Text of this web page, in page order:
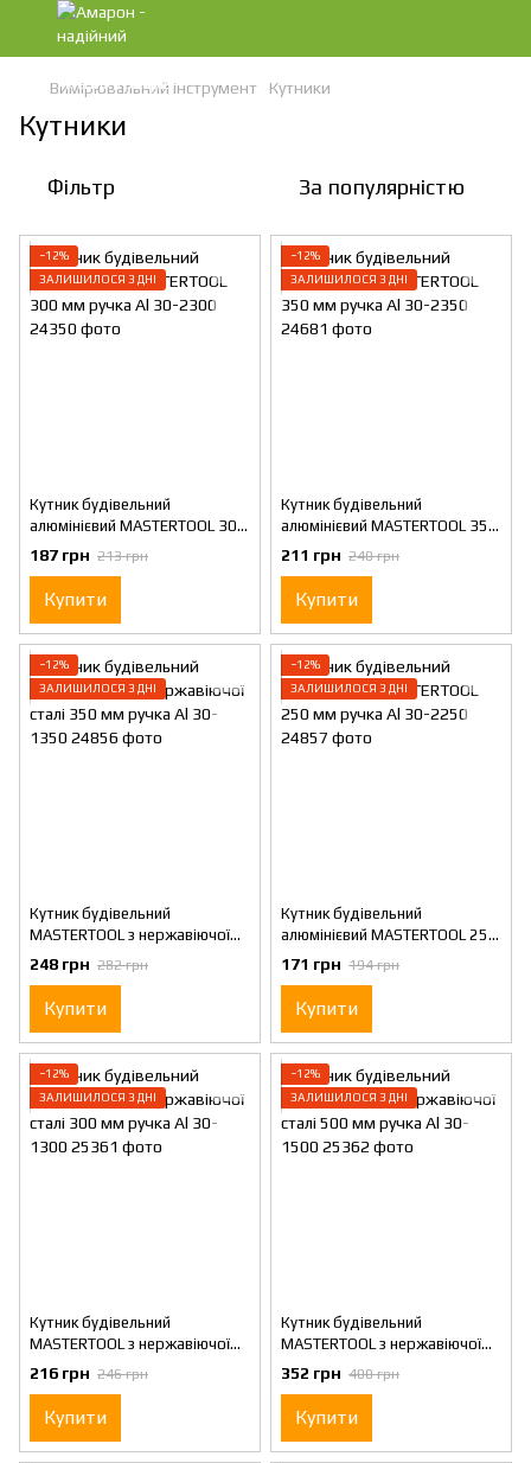
Вимірювальний інструмент Кутники
Кутники
Фільтр За популярністю
−12%
ЗАЛИШИЛОСЯ 3 ДНІ
Кутник будівельний
алюмінієвий MASTERTOOL 300
мм ручка Al 30-2300
187 грн 213 грн
Купити
−12%
ЗАЛИШИЛОСЯ 3 ДНІ
Кутник будівельний
алюмінієвий MASTERTOOL 350
мм ручка Al 30-2350
211 грн 240 грн
Купити
−12%
ЗАЛИШИЛОСЯ 3 ДНІ
Кутник будівельний
MASTERTOOL з нержавіючої
сталі 350 мм ручка Al 30-1350
248 грн 282 грн
Купити
−12%
ЗАЛИШИЛОСЯ 3 ДНІ
Кутник будівельний
алюмінієвий MASTERTOOL 250
мм ручка Al 30-2250
171 грн 194 грн
Купити
−12%
ЗАЛИШИЛОСЯ 3 ДНІ
Кутник будівельний
MASTERTOOL з нержавіючої
сталі 300 мм ручка Al 30-1300
216 грн 246 грн
Купити
−12%
ЗАЛИШИЛОСЯ 3 ДНІ
Кутник будівельний
MASTERTOOL з нержавіючої
сталі 500 мм ручка Al 30-1500
352 грн 400 грн
Купити